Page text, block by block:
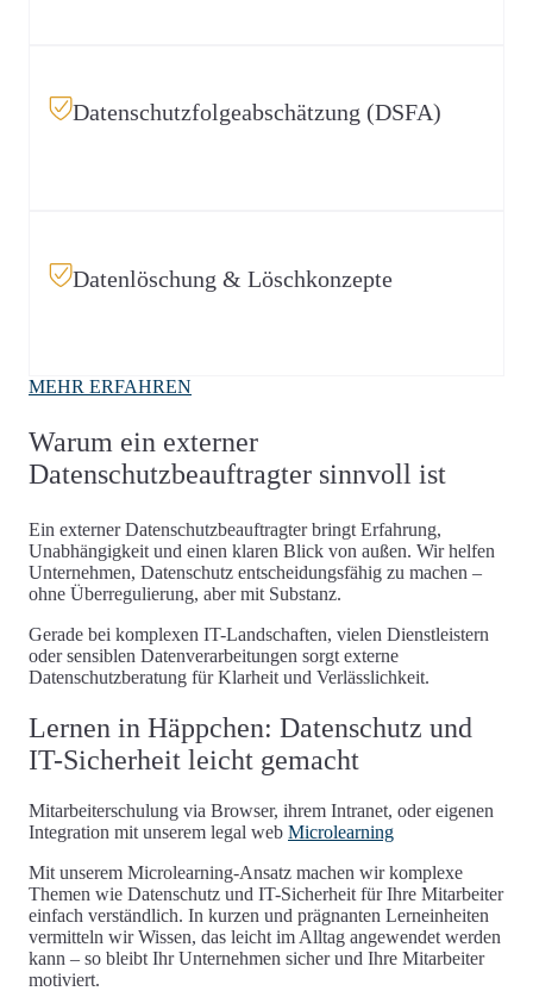
Datenschutzfolgeabschätzung (DSFA)
Datenlöschung & Löschkonzepte
DSGVO-konforme Löschung mit klaren Fristen,
MEHR ERFAHREN
Warum ein externer
Datenschutzbeauftragter sinnvoll ist
Ein externer Datenschutzbeauftragter bringt Erfahrung,
Unabhängigkeit und einen klaren Blick von außen. Wir helfen
Unternehmen, Datenschutz entscheidungsfähig zu machen –
ohne Überregulierung, aber mit Substanz.
Gerade bei komplexen IT-Landschaften, vielen Dienstleistern
oder sensiblen Datenverarbeitungen sorgt externe
Datenschutzberatung für Klarheit und Verlässlichkeit.
Lernen in Häppchen: Datenschutz und
IT-Sicherheit leicht gemacht
Mitarbeiterschulung via Browser, ihrem Intranet, oder eigenen
Integration mit unserem legal web Microlearning
Mit unserem Microlearning-Ansatz machen wir komplexe
Themen wie Datenschutz und IT-Sicherheit für Ihre Mitarbeiter
einfach verständlich. In kurzen und prägnanten Lerneinheiten
vermitteln wir Wissen, das leicht im Alltag angewendet werden
kann – so bleibt Ihr Unternehmen sicher und Ihre Mitarbeiter
motiviert.